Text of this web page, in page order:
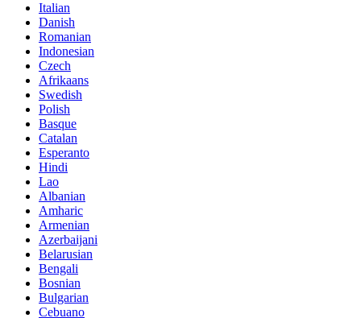
Italian
Danish
Romanian
Indonesian
Czech
Afrikaans
Swedish
Polish
Basque
Catalan
Esperanto
Hindi
Lao
Albanian
Amharic
Armenian
Azerbaijani
Belarusian
Bengali
Bosnian
Bulgarian
Cebuano